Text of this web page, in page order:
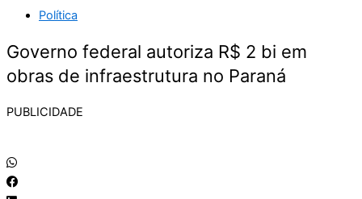
Política
Governo federal autoriza R$ 2 bi em
obras de infraestrutura no Paraná
PUBLICIDADE